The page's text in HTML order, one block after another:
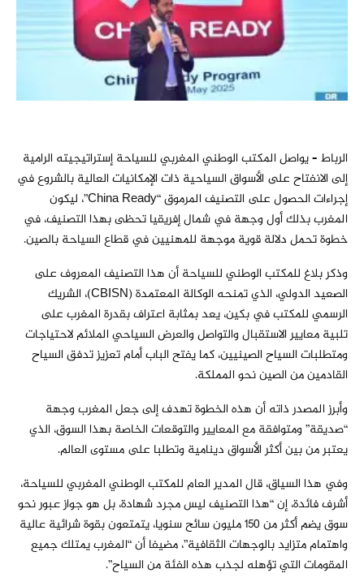
الرباط – يواصل المكتب الوطني المغربي للسياحة إستراتيجيته الرامية
إلى الانفتاح على الأسواق السياحية ذات الإمكانيات العالية بالشروع في
إجراءات الحصول على التصنيف المرموق “China Ready”، ليكون
المغرب بذلك أول وجهة في شمال إفريقيا تحظى بهذا التصنيف، في
خطوة تحمل دلالة قوية موجهة للمهنيين في قطاع السياحة بالصين.
وذكر بلاغ للمكتب الوطني للسياحة أن هذا التصنيف المعروف على
الصعيد الدولي، الذي تمنحه الوكالة المعتمدة (CBISN)، الشريك
الرسمي للمكتب في بكين، يعد بمثابة اعتراف بقدرة المغرب على
تلبية معايير الاستقبال والتواصل والعرض السياحي الملائم لاحتياجات
ومتطلبات السياح الصينيين، كما يفتح الباب أمام تعزيز تدفق السياح
القادمين من الصين نحو المملكة.
وأبرز المصدر ذاته أن هذه الخطوة تهدف إلى جعل المغرب وجهة
“صديقة” ومتوافقة مع المعايير والتوقعات الخاصة بهذا السوق، الذي
يعتبر من بين أكثر الأسواق دينامية وتطلبا على مستوى العالم.
وفي هذا السياق، قال المدير العام للمكتب الوطني المغربي للسياحة،
أشرف فائدة، إن “هذا التصنيف ليس مجرد شهادة، بل هو جواز عبور نحو
سوق يضم أكثر من 150 مليون سائح سنويا، يتمتعون بقوة شرائية عالية
واهتمام متزايد بالوجهات الثقافية”، مضيفا أن “المغرب يمتلك جميع
المقومات التي تؤهله لجذب هذه الفئة من السياح”.